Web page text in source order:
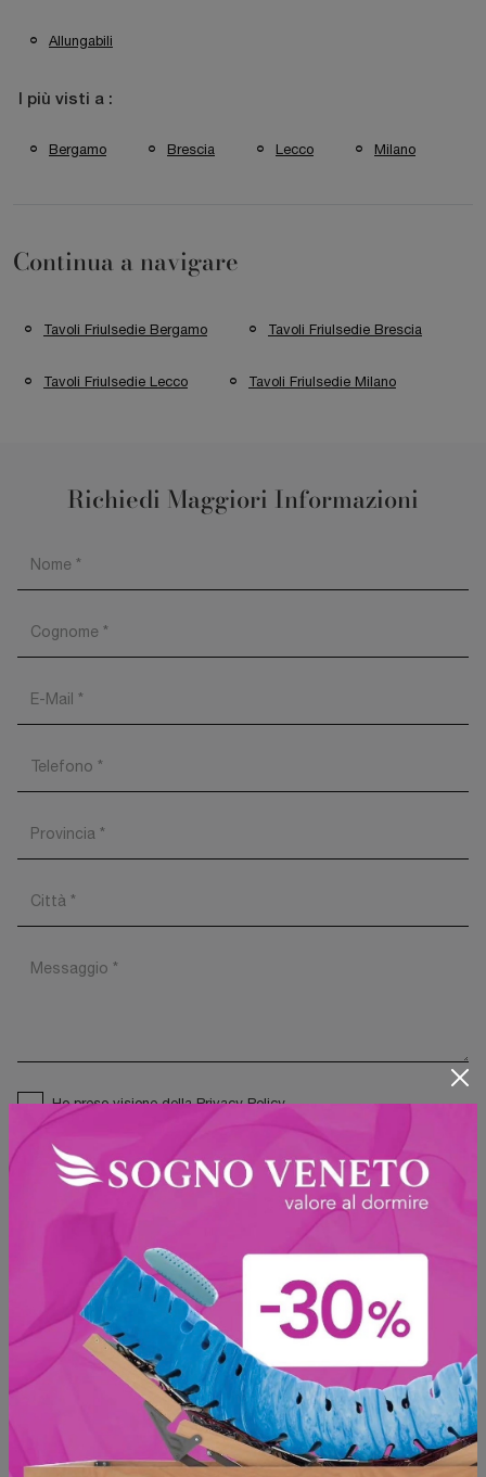
Allungabili
I più visti a :
Bergamo Brescia Lecco Milano
Continua a navigare
Tavoli Friulsedie Bergamo Tavoli Friulsedie Brescia
Tavoli Friulsedie Lecco Tavoli Friulsedie Milano
Sfoglia i cataloghi
Richiedi Maggiori Informazioni
Ho preso visione dellaPrivacy Policy
Invia